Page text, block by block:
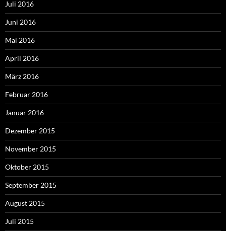
Juli 2016
Juni 2016
Mai 2016
April 2016
März 2016
Februar 2016
Januar 2016
Dezember 2015
November 2015
Oktober 2015
September 2015
August 2015
Juli 2015